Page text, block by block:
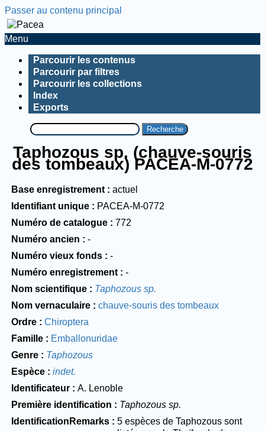
Passer au contenu principal
Menu
Parcourir les contenus
Parcourir par filtres
Parcourir les collections
Index
Exports
Recherche
Taphozous sp. (chauve-souris
des tombeaux) PACEA-M-0772
Base enregistrement
actuel
Identifiant unique
PACEA-M-0772
Numéro de catalogue
772
Numéro ancien
-
Numéro vieux fonds
-
Numéro enregistrement
-
Nom scientifique
Taphozous sp.
Nom vernaculaire
chauve-souris des tombeaux
Ordre
Chiroptera
Famille
Emballonuridae
Genre
Taphozous
Espèce
indet.
Identificateur
A. Lenoble
Première identification
Taphozous sp.
IdentificationRemarks
5 espèces de Taphozous sont